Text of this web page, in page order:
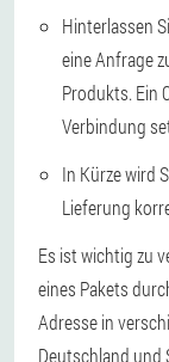
Hinterlassen
eine Anfrage
Produkts. Ein
Verbindung
In Kürze wird
Lieferung
Es ist wichtig zu
eines Pakets
Adresse in
Deutschland und